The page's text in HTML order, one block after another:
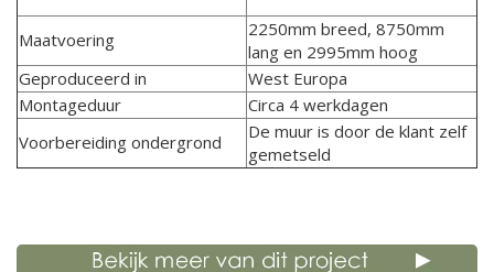
Maatvoering
2250mm breed, 8750mm
lang en 2995mm hoog
Geproduceerd in
West Europa
Montageduur
Circa 4 werkdagen
Voorbereiding ondergrond
De muur is door de klant zelf
gemetseld